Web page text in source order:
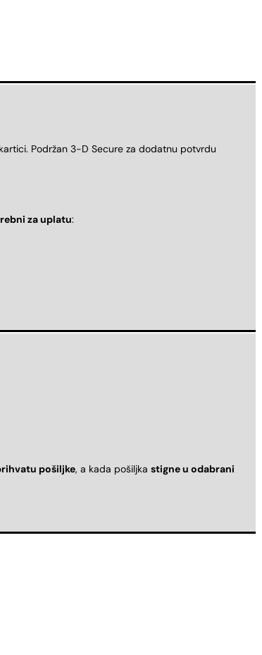
Podržan 3-D Secure za dodatnu potvrdu
za uplatu:
pošiljke, a kada pošiljka stigne u odabrani